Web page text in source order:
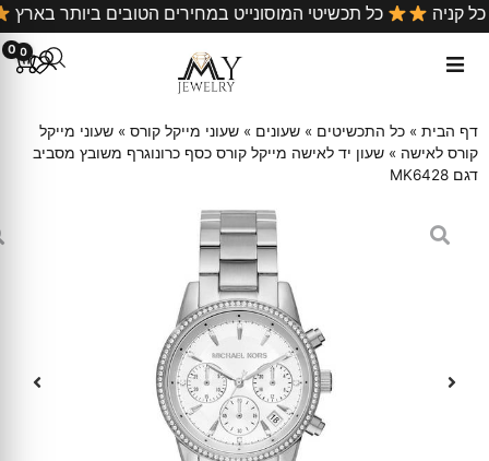
כל קניה כל תכשיטי המוסונייט במחירים הטובים ביותר
0 0
דף הבית » כל התכשיטים » שעונים » שעוני מייקל קורס » שעוני מייקל
קורס לאישה » שעון יד לאישה מייקל קורס כסף כרונוגרף משובץ מסביב
דגם MK6428